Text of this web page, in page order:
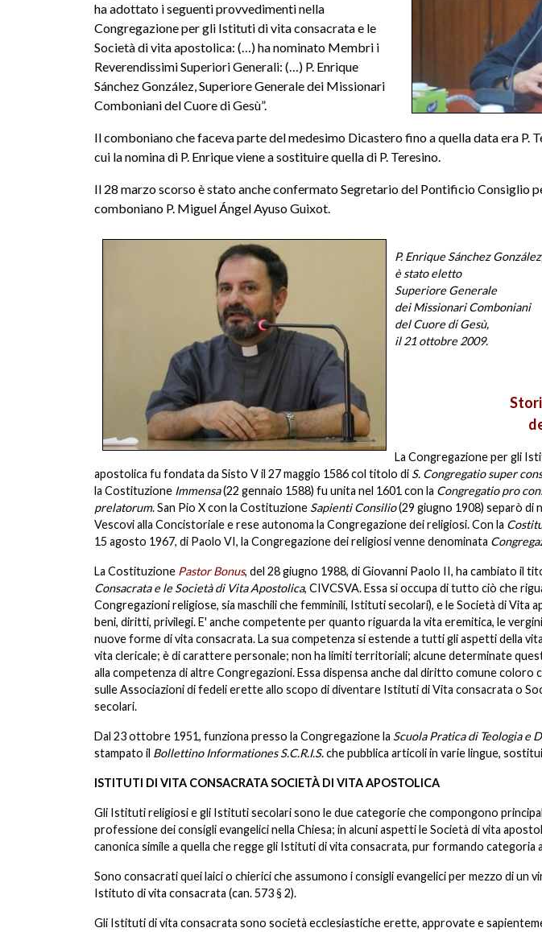
ha adottato i seguenti provvedimenti nella
Congregazione per gli Istituti di vita consacrata e le
Società di vita apostolica: (…) ha nominato Membri i
Reverendissimi Superiori Generali: (…) P. Enrique
Sánchez González, Superiore Generale dei Missionari
Comboniani del Cuore di Gesù”.
Il comboniano che faceva parte del medesimo Dicastero fino a quella data era P.
cui la nomina di P. Enrique viene a sostituire quella di P. Teresino.
Il 28 marzoscorsoè stato anche confermato Segretario del Pontificio Consiglio
comboniano P. Miguel Ángel Ayuso Guixot.
P. Enrique Sánchez
è stato eletto
Superiore Generale
dei Missionari Comboniani
del Cuore di Gesù,
il 21 ottobre 2009.
La Congregazione per gli
apostolica fu fondata da Sisto V il 27 maggio 1586 col titolo di S. Congregatio super
la Costituzione Immensa(22 gennaio 1588) fu unita nel 1601 con la Congregatio pro
prelatorum. San Pio X con la Costituzione Sapienti Consilio(29 giugno 1908) separò di
Vescovi alla Concistoriale e rese autonoma la Congregazione dei religiosi. Con la
15 agosto 1967, di Paolo VI, la Congregazione dei religiosi venne denominata
La Costituzione Pastor Bonus, del 28 giugno 1988, di Giovanni Paolo II, ha cambiato il
Consacrata e le Società di Vita Apostolica, CIVCSVA. Essa si occupa di tutto ciò che
Congregazioni religiose, sia maschili che femminili, Istituti secolari), e le Società di Vita
beni, diritti, privilegi. E' anche competente per quanto riguarda la vita eremitica, le
nuove forme di vita consacrata. La sua competenza si estende a tutti gli aspetti della
vita clericale; è di carattere personale; non ha limiti territoriali; alcune determinate
alla competenza di altre Congregazioni. Essa dispensa anche dal diritto comune
sulle Associazioni di fedeli erette allo scopo di diventare Istituti di Vita consacrata o
secolari.
Dal 23 ottobre 1951, funziona presso la Congregazione la Scuola Pratica di Teologia e
stampato il Bollettino Informationes S.C.R.I.S. che pubblica articoli in varie lingue,
ISTITUTI DI VITA CONSACRATASOCIETÀ DI VITA APOSTOLICA
Gli Istituti religiosi e gli Istituti secolari sono le due categorie che compongono
professione dei consigli evangelici nella Chiesa; in alcuni aspetti le Società di vita
canonica simile a quella che regge gli Istituti di vita consacrata, pur formando categoria
Sono consacrati quei laici o chierici che assumono i consigli evangelici per mezzo di un
Istituto di vita consacrata (can. 573 § 2).
Gli Istituti di vita consacrata sono società ecclesiastiche erette, approvate e